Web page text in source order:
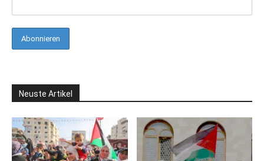
Neuste Artikel